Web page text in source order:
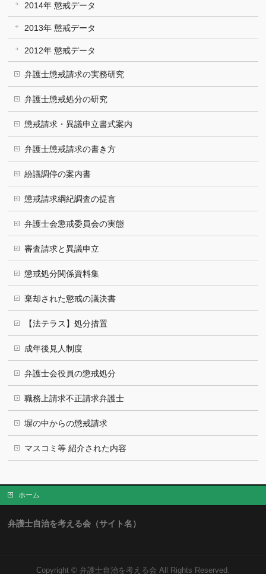
2014年 懲戒データ
2013年 懲戒データ
2012年 懲戒データ
弁護士懲戒請求の実務研究
弁護士懲戒処分の研究
懲戒請求・異議申立書式案内
弁護士懲戒請求の書き方
紛議調停の案内書
懲戒請求綱紀調査の提言
弁護士会懲戒委員会の実態
審査請求と異議申立
懲戒処分関係資料集
棄却された懲戒の議決書
【法テラス】処分措置
成年後見人制度
弁護士会役員の懲戒処分
職務上請求不正請求弁護士
塀の中からの懲戒請求
マスコミ等 紹介された内容
ホーム
弁護士自治を考える会（サイト名）
Copyright © 弁護士自治を考える会 All Rights Reserved.